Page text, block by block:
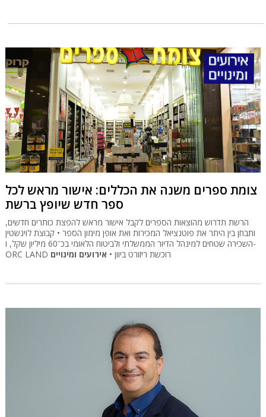
צומת ספרים משנה את הכללים: אישור מראש לכל
ספר חדש שיופץ ברשת
הרשת תדרוש מהוצאות הספרים לקבל אישור מראש להפצת כותרים חדשים,
ותבחן בין היתר את פוטנציאל המכירות ואת אופן מימון הספר • קבוצת לוינשטין
השכירה שטחים למינהל הדיור הממשלתי ולביטוח הלאומי בכ־60 מיליון שקל, ו-
ORC LAND רוכשת ריזורט ביוון • אירועים ומינויים